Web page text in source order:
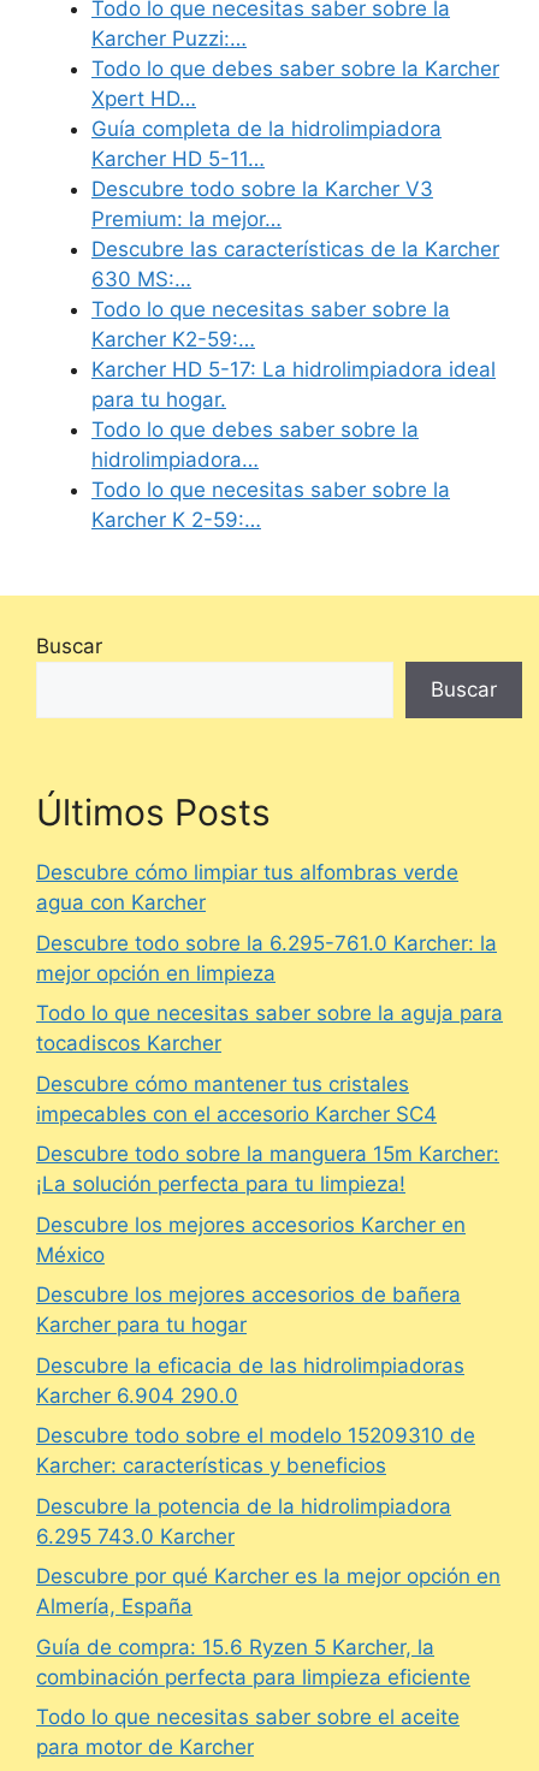
Todo lo que necesitas saber sobre la
Karcher Puzzi:…
Todo lo que debes saber sobre la Karcher
Xpert HD…
Guía completa de la hidrolimpiadora
Karcher HD 5-11…
Descubre todo sobre la Karcher V3
Premium: la mejor…
Descubre las características de la Karcher
630 MS:…
Todo lo que necesitas saber sobre la
Karcher K2-59:…
Karcher HD 5-17: La hidrolimpiadora ideal
para tu hogar.
Todo lo que debes saber sobre la
hidrolimpiadora…
Todo lo que necesitas saber sobre la
Karcher K 2-59:…
Buscar
Buscar
Últimos Posts
Descubre cómo limpiar tus alfombras verde
agua con Karcher
Descubre todo sobre la 6.295-761.0 Karcher: la
mejor opción en limpieza
Todo lo que necesitas saber sobre la aguja para
tocadiscos Karcher
Descubre cómo mantener tus cristales
impecables con el accesorio Karcher SC4
Descubre todo sobre la manguera 15m Karcher:
¡La solución perfecta para tu limpieza!
Descubre los mejores accesorios Karcher en
México
Descubre los mejores accesorios de bañera
Karcher para tu hogar
Descubre la eficacia de las hidrolimpiadoras
Karcher 6.904 290.0
Descubre todo sobre el modelo 15209310 de
Karcher: características y beneficios
Descubre la potencia de la hidrolimpiadora
6.295 743.0 Karcher
Descubre por qué Karcher es la mejor opción en
Almería, España
Guía de compra: 15.6 Ryzen 5 Karcher, la
combinación perfecta para limpieza eficiente
Todo lo que necesitas saber sobre el aceite
para motor de Karcher